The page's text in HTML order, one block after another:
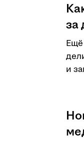
за
и